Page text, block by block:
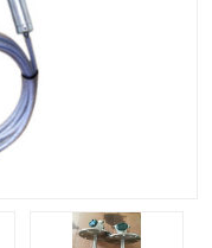
计
仪
水位计